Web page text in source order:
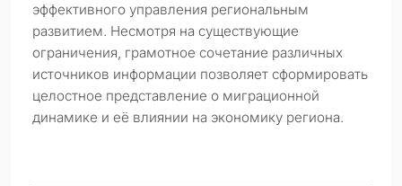
эффективного управления региональным
развитием. Несмотря на существующие
ограничения, грамотное сочетание различных
источников информации позволяет сформировать
целостное представление о миграционной
динамике и её влиянии на экономику региона.